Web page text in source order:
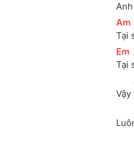
[
Am
Tại
[Em
Tại
Vậy